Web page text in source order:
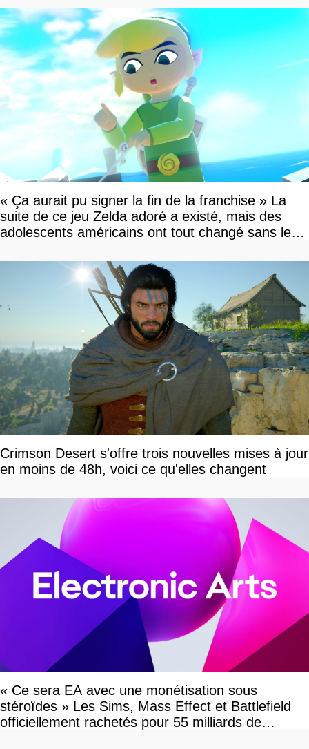
« Ça aurait pu signer la fin de la franchise » La
suite de ce jeu Zelda adoré a existé, mais des
adolescents américains ont tout changé sans le
Crimson Desert s'offre trois nouvelles mises à jour
en moins de 48h, voici ce qu'elles changent
« Ce sera EA avec une monétisation sous
stéroïdes » Les Sims, Mass Effect et Battlefield
officiellement rachetés pour 55 milliards de